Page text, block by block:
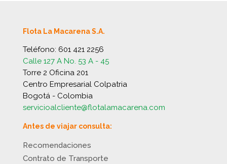
Flota La Macarena S.A.
Teléfono: 601 421 2256
Calle 127 A No. 53 A - 45
Torre 2 Oficina 201
Centro Empresarial Colpatria
Bogotá - Colombia
servicioalcliente@flotalamacarena.com
Antes de viajar consulta:
Recomendaciones
Contrato de Transporte